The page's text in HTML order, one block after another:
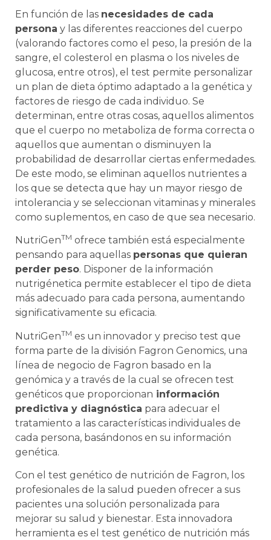
En función de las necesidades de cada
persona y las diferentes reacciones del cuerpo
(valorando factores como el peso, la presión de la
sangre, el colesterol en plasma o los niveles de
glucosa, entre otros), el test permite personalizar
un plan de dieta óptimo adaptado a la genética y
factores de riesgo de cada individuo. Se
determinan, entre otras cosas, aquellos alimentos
que el cuerpo no metaboliza de forma correcta o
aquellos que aumentan o disminuyen la
probabilidad de desarrollar ciertas enfermedades.
De este modo, se eliminan aquellos nutrientes a
los que se detecta que hay un mayor riesgo de
intolerancia y se seleccionan vitaminas y minerales
como suplementos, en caso de que sea necesario.
NutriGenTM ofrece también está especialmente
pensando para aquellas personas que quieran
perder peso. Disponer de la información
nutrigénetica permite establecer el tipo de dieta
más adecuado para cada persona, aumentando
significativamente su eficacia.
NutriGenTM es un innovador y preciso test que
forma parte de la división Fagron Genomics, una
línea de negocio de Fagron basado en la
genómica y a través de la cual se ofrecen test
genéticos que proporcionan información
predictiva y diagnóstica para adecuar el
tratamiento a las características individuales de
cada persona, basándonos en su información
genética.
Con el test genético de nutrición de Fagron, los
profesional es de la sal ud pueden ofrecer a sus
pacientes una sol ución personal izada para
mejorar su sal ud y bienestar. Esta innovadora
herramienta es el test genético de nutrición más